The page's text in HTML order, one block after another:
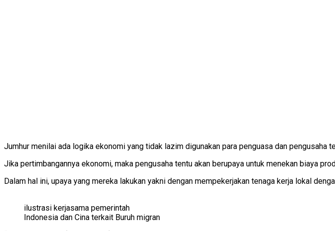
Jumhur menilai ada logika ekonomi yang tidak lazim digunakan para penguasa dan pengusaha
Jika pertimbangannya ekonomi, maka pengusaha tentu akan berupaya untuk menekan biaya
Dalam hal ini, upaya yang mereka lakukan yakni dengan mempekerjakan tenaga kerja lokal
ilustrasi kerjasama pemerintah
Indonesia dan Cina terkait Buruh migran